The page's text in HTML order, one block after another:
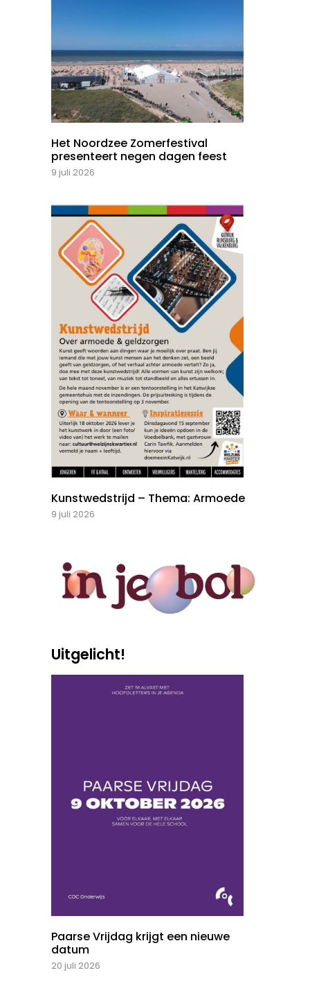
Het Noordzee Zomerfestival
presenteert negen dagen feest
9 juli 2026
Kunstwedstrijd – Thema: Armoede
9 juli 2026
Uitgelicht!
Paarse Vrijdag krijgt een nieuwe
datum
20 juli 2026